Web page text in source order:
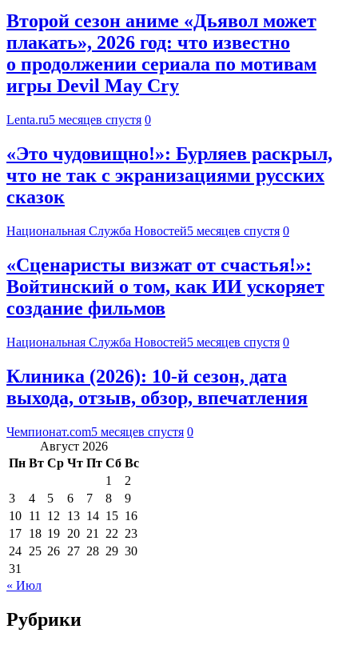
Второй сезон аниме «Дьявол может
плакать», 2026 год: что известно
о продолжении сериала по мотивам
игры Devil May Cry
Lenta.ru5 месяцев спустя 0
«Это чудовищно!»: Бурляев раскрыл,
что не так с экранизациями русских
сказок
Национальная Служба Новостей5 месяцев спустя 0
«Сценаристы визжат от счастья!»:
Войтинский о том, как ИИ ускоряет
создание фильмов
Национальная Служба Новостей5 месяцев спустя 0
Клиника (2026): 10-й сезон, дата
выхода, отзыв, обзор, впечатления
Чемпионат.com5 месяцев спустя 0
Август 2026
Пн Вт Ср Чт Пт Сб Вс
1
2
3
4 5 6 7 8
9
10 11 12 13 14 15 16
17 18 19 20 21 22 23
24 25 26 27 28 29 30
31
« Июл
Рубрики